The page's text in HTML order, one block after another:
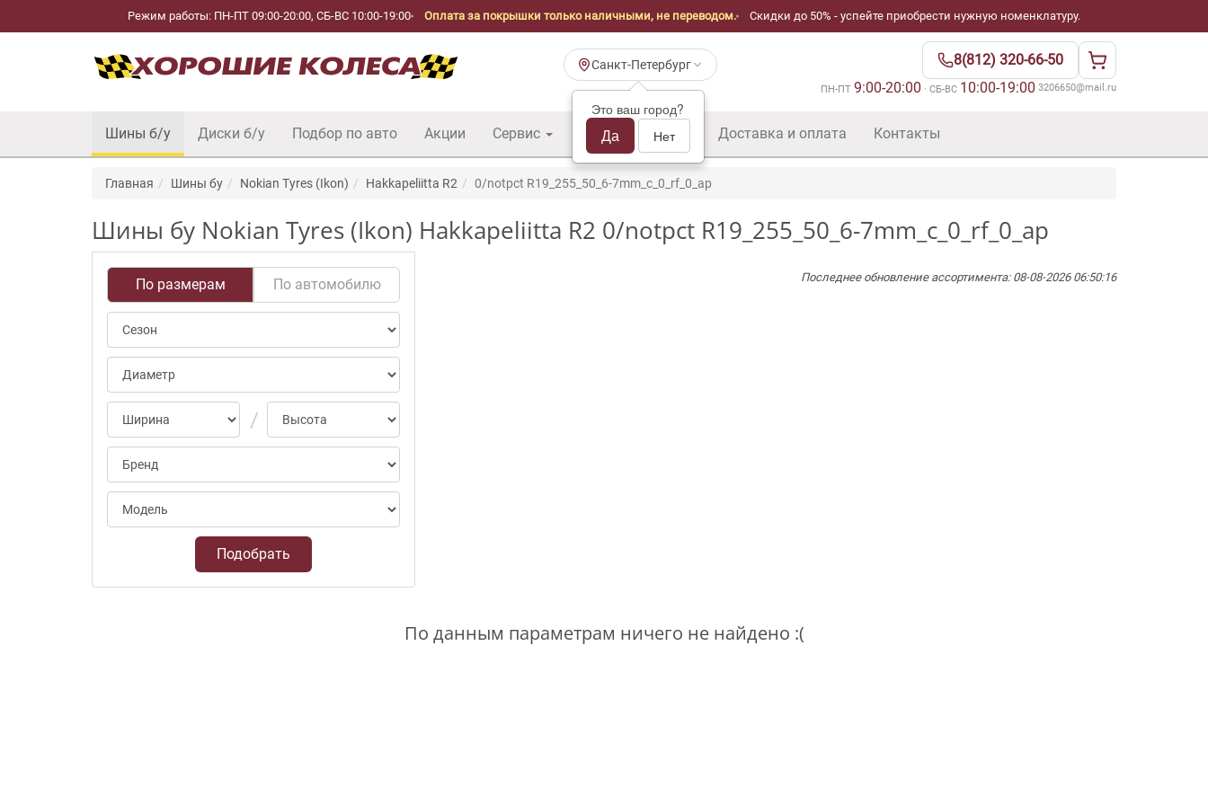
Режим работы: ПН-ПТ 09:00-20:00, СБ-ВС 10:00-19:00 Оплата за покрышки только наличными, не переводом. Скидки до 50% - успейте приобрести нужную номенклатуру.
Санкт-Петербург
Это ваш город?
Да Нет
8(812) 320-66-50
ПН-ПТ 9:00-20:00 · СБ-ВС 10:00-19:00·3206650@mail.ru
Шины б/у Диски б/у Подбор по авто Акции Сервис Шины б/у оптом Доставка и оплата Контакты
Главная Шины бу Nokian Tyres (Ikon) Hakkapeliitta R2 0/notpct R19_255_50_6-7mm_c_0_rf_0_ap
Шины бу Nokian Tyres (Ikon) Hakkapeliitta R2 0/notpct R19_255_50_6-7mm_c_0_rf_0_ap
По размерам По автомобилю
Подобрать
Последнее обновление ассортимента: 08-08-2026 06:50:16
По данным параметрам ничего не найдено :(